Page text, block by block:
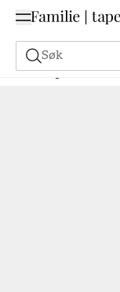
Søk
Maling Bestill